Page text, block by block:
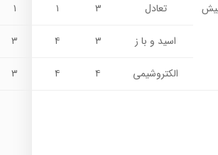
تعادل ۳ ۱ ۱
اسید و با ز ۳ ۴ ۳
الکتروشیمی ۴ ۴ ۳